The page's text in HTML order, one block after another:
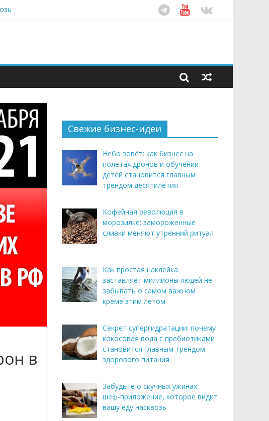
в
Свежие бизнес-идеи
Небо зовёт: как бизнес на
полётах дронов и обучении
детей становится главным
трендом десятилетия
Кофейная революция в
морозилке: замороженные
сливки меняют утренний ритуал
Как простая наклейка
заставляет миллионы людей не
забывать о самом важном
креме этим летом
Секрет супергидратации: почему
кокосовая вода с пребиотиками
становится главным трендом
здорового питания
Забудьте о скучных ужинах:
шеф-приложение, которое видит
вашу еду насквозь